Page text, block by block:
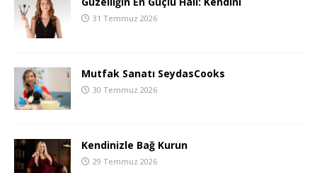
31 Temmuz 2026
Mutfak Sanatı SeydasCooks
30 Temmuz 2026
Kendinizle Bağ Kurun
29 Temmuz 2026